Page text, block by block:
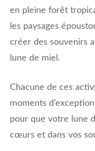
en pleine forêt
les paysages
créer des souvenirs
lune de miel.
Chacune de ces
moments
pour que votre lune
cœurs et dans vos